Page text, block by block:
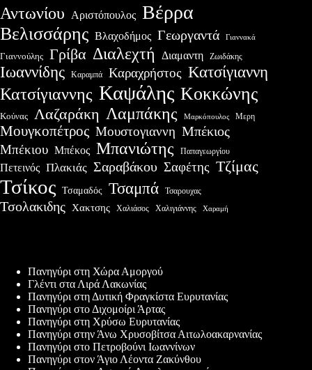
Αντωνίου Αριστόπουλος Βέρρα
Βελισσάρης Βλαχοδήμος Γεωργαντά Γιαννακά
Γιαννούλης Γρίβα Διαλεχτή Διαμαντη Ζωιδάκης
Ιωαννίδης Καραμπά Καραχρήστος Κατσίγιαννη
Κατσίγιαννης Καψάλης Κοκκώνης
Κούνας Λαζαράκη Λαμπάκης Μαρκόπουλος Μερη
Μουγκοπέτρος Μουστογιαννη Μπέκιος
Μπέκιου Μπέκος Μπανιώτης Παπαγεωργίου
Πετεινός Πλακιάς Σαραβάκου Σαφέτης Τζίμας
Τσίκος Τσαμαδός Τσαμπά Τσαρουχας
Τσολακιδης Χακτσης Χαλιάσος Χαλιγιάννης Χαραμή
Πανηγύρι στη Χώρα Αμοργού
Γλέντι στα Λιρά Λακωνίας
Πανηγύρι στη Δυτική Φραγκίστα Ευρυτανίας
Πανηγύρι στο Διχομοίρι Άρτας
Πανηγύρι στη Χρύσω Ευρυτανίας
Πανηγύρι στην Άνω Χρυσοβίτσα Αιτωλοακαρνανίας
Πανηγύρι στο Πετροβούνι Ιωαννίνων
Πανηγύρι στον Άγιο Λέοντα Ζακύνθου